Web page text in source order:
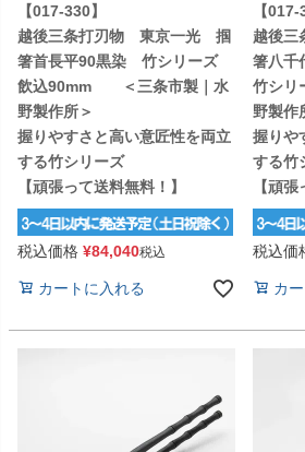
【017-330】
越後三条打刃物 東京一光 掴
箸首長平90黒染 竹シリーズ
飲込90mm ＜三条市製｜水
野製作所＞
握りやすさと高い意匠性を両立
する竹シリーズ
【頑張って送料無料！】
税込価格 ¥84,040税込
カートに入れる
【017-
越後
箸八千
竹シ
野製作
握りや
する竹
【頑
税込価
カ